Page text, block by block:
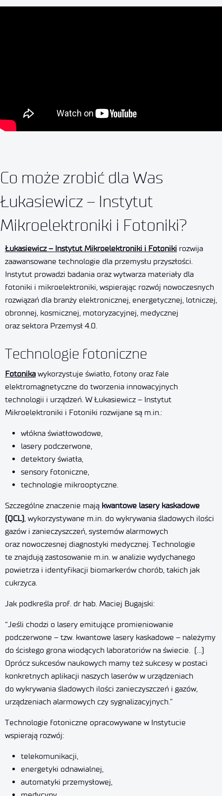
Co może zrobić dla Was
Łukasiewicz – Instytut
Mikroelektroniki i Fotoniki?
Łukasiewicz – Instytut Mikroelektroniki i Fotoniki rozwija
zaawansowane technologie dla przemysłu przyszłości.
Instytut prowadzi badania oraz wytwarza materiały dla
fotoniki i mikroelektroniki, wspierając rozwój nowoczesnych
rozwiązań dla branży elektronicznej, energetycznej, lotniczej,
obronnej, kosmicznej, motoryzacyjnej, medycznej
oraz sektora Przemysł 4.0.
Technologie fotoniczne
Fotonika wykorzystuje światło, fotony oraz fale
elektromagnetyczne do tworzenia innowacyjnych
technologii i urządzeń. W Łukasiewicz – Instytut
Mikroelektroniki i Fotoniki rozwijane są m.in.:
włókna światłowodowe,
lasery podczerwone,
detektory światła,
sensory fotoniczne,
technologie mikrooptyczne.
Szczególne znaczenie mają kwantowe lasery kaskadowe
(QCL), wykorzystywane m.in. do wykrywania śladowych ilości
gazów i zanieczyszczeń, systemów alarmowych
oraz nowoczesnej diagnostyki medycznej. Technologie
te znajdują zastosowanie m.in. w analizie wydychanego
powietrza i identyfikacji biomarkerów chorób, takich jak
cukrzyca.
Jak podkreśla prof. dr hab. Maciej Bugajski:
“Jeśli chodzi o lasery emitujące promieniowanie
podczerwone – tzw. kwantowe lasery kaskadowe – należymy
do ścisłego grona wiodących laboratoriów na świecie. (…)
Oprócz sukcesów naukowych mamy też sukcesy w postaci
konkretnych aplikacji naszych laserów w urządzeniach
do wykrywania śladowych ilości zanieczyszczeń i gazów,
urządzeniach alarmowych czy sygnalizacyjnych.”
Technologie fotoniczne opracowywane w Instytucie
wspierają rozwój:
telekomunikacji,
energetyki odnawialnej,
automatyki przemysłowej,